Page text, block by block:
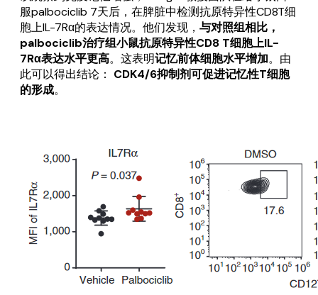
服palbociclib 7天后，在脾脏中检测抗原特异性CD8T细
胞上IL-7Rα的表达情况。他们发现， 与对照组相比，
palbociclib治疗组小鼠抗原特异性CD8 T细胞上IL-
7Rα表达水平更高。这表明记忆前体细胞水平增加。由
此可以得出结论： CDK4/6抑制剂可促进记忆性T细胞
的形成。